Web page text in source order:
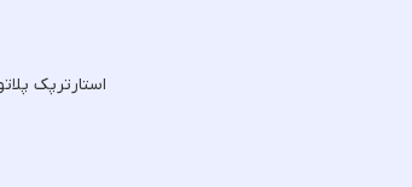
استارترپک